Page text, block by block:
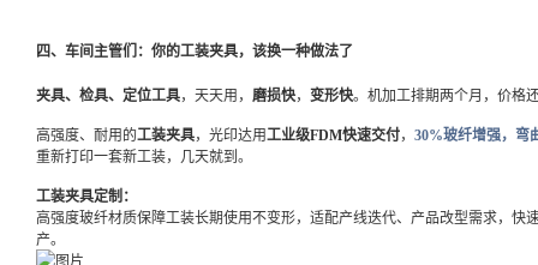
四、车间主管们：你的工装夹具，该换一种做法了
夹具、检具、定位工具，天天用， 磨损快， 变形快。机加工排期两个月，价格
高强度、耐用的工装夹具，光印达用工业级FDM快速交付， 30%玻纤增强，弯
重新打印一套新工装，几天就到。
工装夹具定制：
高强度玻纤材质保障工装长期使用不变形，适配产线迭代、产品改型需求，快
产。